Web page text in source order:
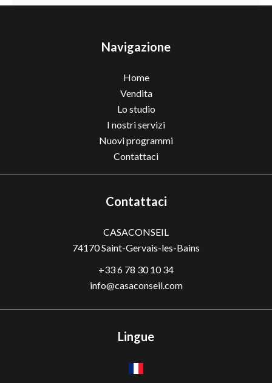
Navigazione
Home
Vendita
Lo studio
I nostri servizi
Nuovi programmi
Contattaci
Contattaci
CASACONSEIL
74170Saint-Gervais-les-Bains
+33 6 78 30 10 34
info@casaconseil.com
Lingue